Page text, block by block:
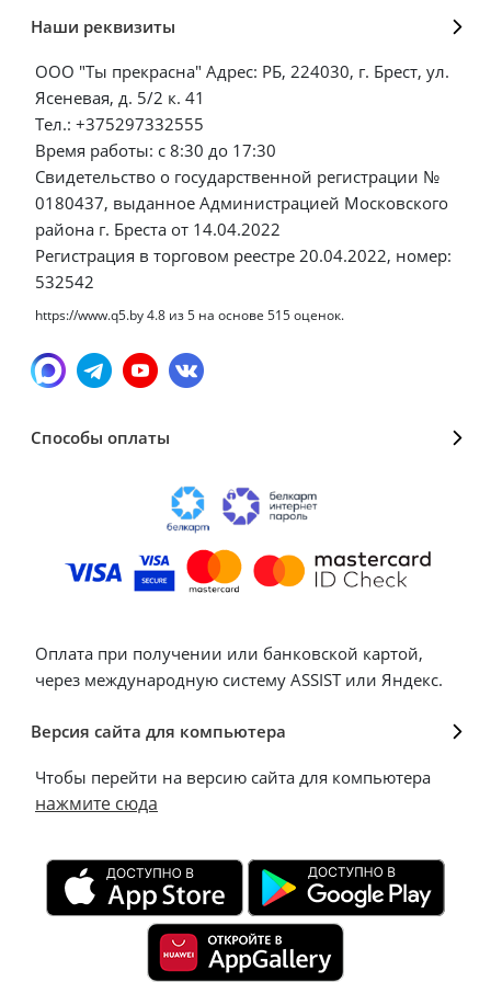
Наши реквизиты
ООО "Ты прекрасна" Адрес: РБ, 224030, г. Брест, ул.
Ясеневая, д. 5/2 к. 41
Тел.: +375297332555
Время работы: с 8:30 до 17:30
Свидетельство о государственной регистрации №
0180437, выданное Администрацией Московского
района г. Бреста от 14.04.2022
Регистрация в торговом реестре 20.04.2022, номер:
532542
https://www.q5.by4.8 из5 на основе 515оценок.
Способы оплаты
Оплата при получении или банковской картой,
через международную систему ASSIST или Яндекс.
Версия сайта для компьютера
Чтобы перейти на версию сайта для компьютера
нажмите сюда